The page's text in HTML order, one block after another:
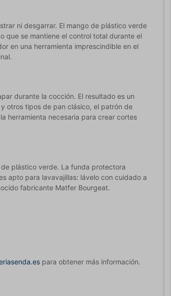
ni desgarrar. El mango de plástico verde
que se mantiene el control total durante el
en una herramienta imprescindible en el
durante la cocción. El resultado es un
otros tipos de pan clásico, el patrón de
herramienta necesaria para crear cortes
plástico verde. La funda protectora
apto para lavavajillas: lávelo con cuidado a
fabricante Matfer Bourgeat.
para obtener más información.